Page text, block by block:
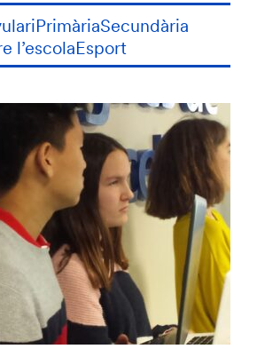
PrimàriaSecundària
l’escolaEsport